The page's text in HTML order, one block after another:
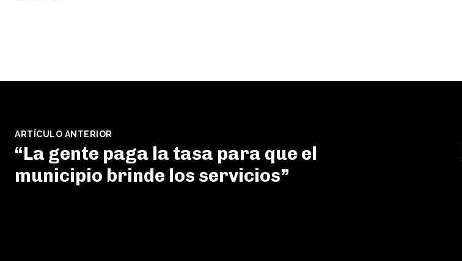
ARTÍCULO ANTERIOR
“La gente paga la tasa para que el
municipio brinde los servicios”